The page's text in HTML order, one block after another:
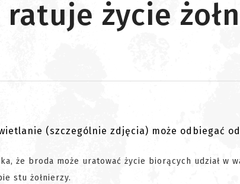
życie
(szczególnie zdjęcia) może odbiegać od
że broda może uratować życie biorących udział w
stu żołnierzy.